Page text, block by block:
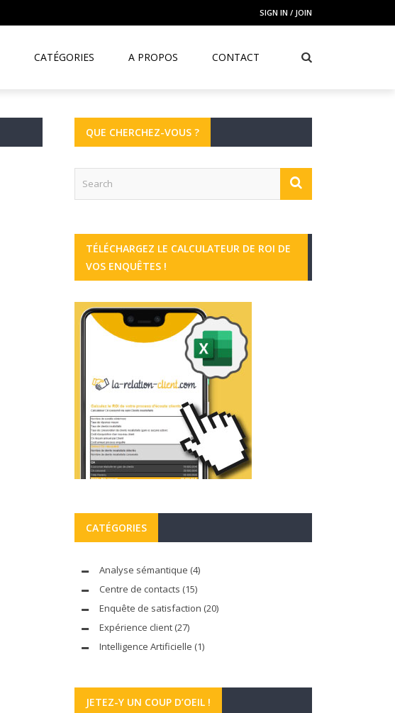
SIGN IN / JOIN
CATÉGORIES A PROPOS CONTACT
QUE CHERCHEZ-VOUS ?
TÉLÉCHARGEZ LE CALCULATEUR DE ROI DE
VOS ENQUÊTES !
CATÉGORIES
Analyse sémantique (4)
Centre de contacts (15)
Enquête de satisfaction (20)
Expérience client (27)
Intelligence Artificielle (1)
JETEZ-Y UN COUP D’OEIL !